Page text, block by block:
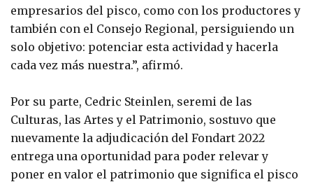
empresarios del pisco, como con los productores y
también con el Consejo Regional, persiguiendo un
solo objetivo: potenciar esta actividad y hacerla
cada vez más nuestra.”, afirmó.
Por su parte, Cedric Steinlen, seremi de las
Culturas, las Artes y el Patrimonio, sostuvo que
nuevamente la adjudicación del Fondart 2022
entrega una oportunidad para poder relevar y
poner en valor el patrimonio que significa el pisco